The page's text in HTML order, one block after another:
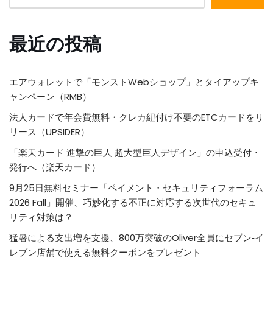
最近の投稿
エアウォレットで「モンストWebショップ」とタイアップキ
ャンペーン（RMB）
法人カードで年会費無料・クレカ紐付け不要のETCカードをリ
リース（UPSIDER）
「楽天カード 進撃の巨人 超大型巨人デザイン」の申込受付・
発行へ（楽天カード）
9月25日無料セミナー「ペイメント・セキュリティフォーラム
2026 Fall」開催、巧妙化する不正に対応する次世代のセキュ
リティ対策は？
猛暑による支出増を支援、800万突破のOliver全員にセブン‐イ
レブン店舗で使える無料クーポンをプレゼント